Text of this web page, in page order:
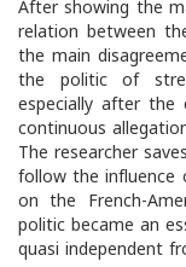
After showing the
relation between
the main
the politic of
especially after
continuous
The researcher
follow the
on the French-
politic became an
quasi independent